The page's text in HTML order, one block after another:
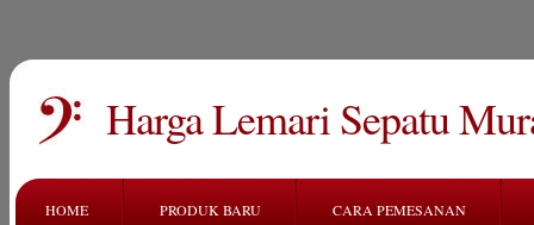
Harga Lemari Sepatu
HOME PRODUK BARU CARA PEMESANAN